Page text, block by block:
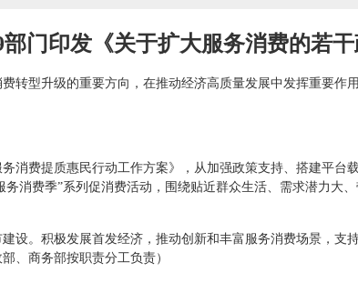
门印发《关于扩大服务消费的若
转型升级的重要方向，在推动经济高质量发展中发挥重要作
消费提质惠民行动工作方案》，从加强政策支持、搭建平
务消费季”系列促消费活动，围绕贴近群众生活、需求潜力大
设。积极发展首发经济，推动创新和丰富服务消费场景，
、商务部按职责分工负责）